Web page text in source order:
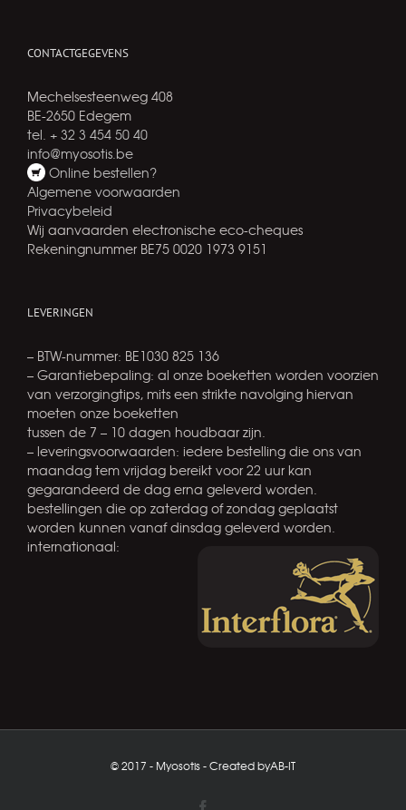
CONTACTGEGEVENS
Mechelsesteenweg 408
BE-2650 Edegem
tel. + 32 3 454 50 40
info@myosotis.be
Online bestellen?
Algemene voorwaarden
Privacybeleid
Wij aanvaarden electronische eco-cheques
Rekeningnummer BE75 0020 1973 9151
LEVERINGEN
– BTW-nummer: BE1030 825 136
– Garantiebepaling: al onze boeketten worden voorzien
van verzorgingtips, mits een strikte navolging hiervan
moeten onze boeketten
tussen de 7 – 10 dagen houdbaar zijn.
– leveringsvoorwaarden: iedere bestelling die ons van
maandag tem vrijdag bereikt voor 22 uur kan
gegarandeerd de dag erna geleverd worden.
bestellingen die op zaterdag of zondag geplaatst
worden kunnen vanaf dinsdag geleverd worden.
internationaal:
© 2017 - Myosotis - Created byAB-IT